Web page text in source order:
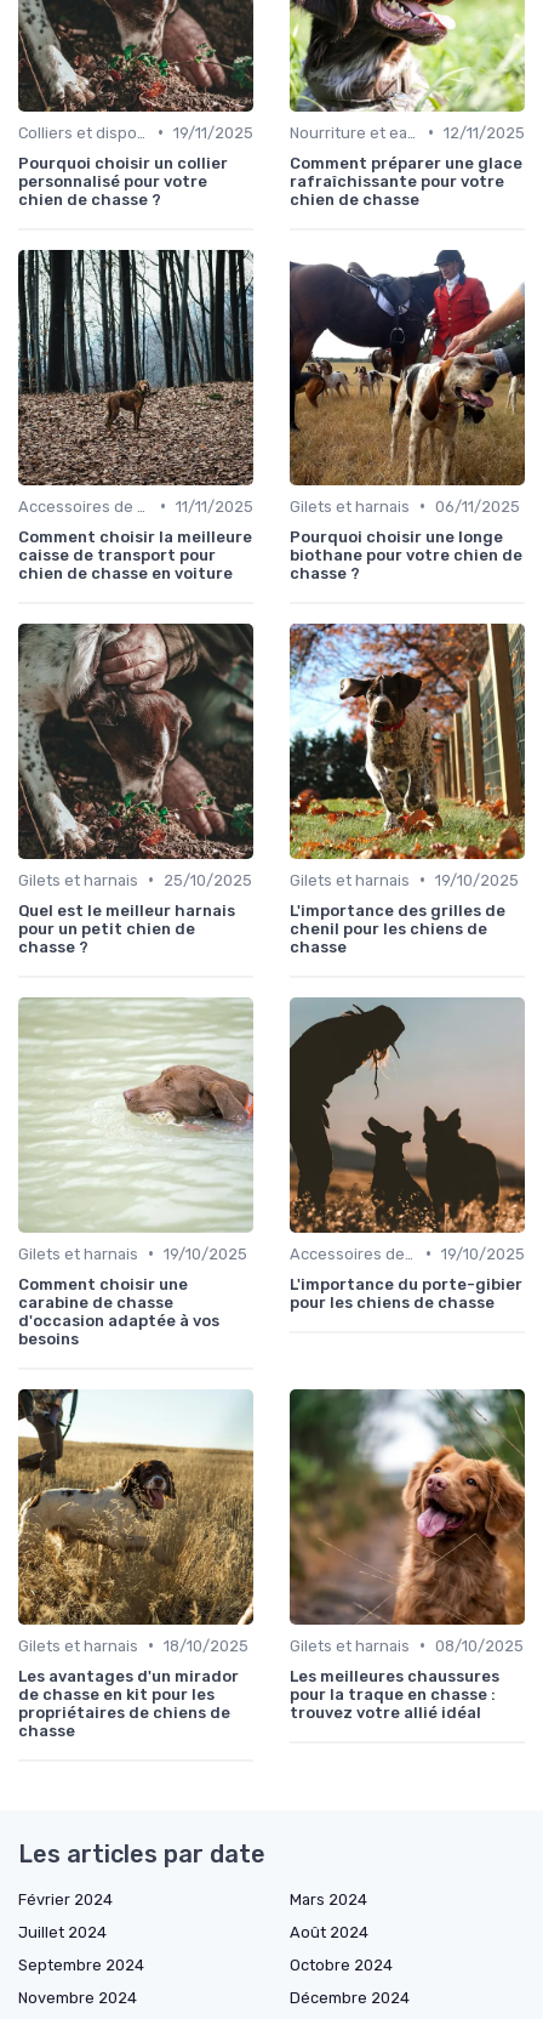
• 19/11/2025
Pourquoi choisir un collier
personnalisé pour votre
chien de chasse ?
• 12/11/2025
Comment préparer une glace
rafraîchissante pour votre
chien de chasse
• 11/11/2025
Comment choisir la meilleure
caisse de transport pour
chien de chasse en voiture
Gilets et harnais • 06/11/2025
Pourquoi choisir une longe
biothane pour votre chien de
chasse ?
Gilets et harnais •
25/10/2025
Quel est le meilleur harnais
pour un petit chien de
chasse ?
Gilets et harnais • 19/10/2025
L'importance des grilles de
chenil pour les chiens de
chasse
Gilets et harnais • 19/10/2025
Comment choisir une
carabine de chasse
d'occasion adaptée à vos
besoins
• 19/10/2025
L'importance du porte-gibier
pour les chiens de chasse
Gilets et harnais • 18/10/2025
Les avantages d'un mirador
de chasse en kit pour les
propriétaires de chiens de
chasse
Gilets et harnais • 08/10/2025
Les meilleures chaussures
pour la traque en chasse :
trouvez votre allié idéal
Les articles par date
Février 2024
Mars 2024
Juillet 2024
Août 2024
Septembre 2024
Octobre 2024
Novembre 2024
Décembre 2024